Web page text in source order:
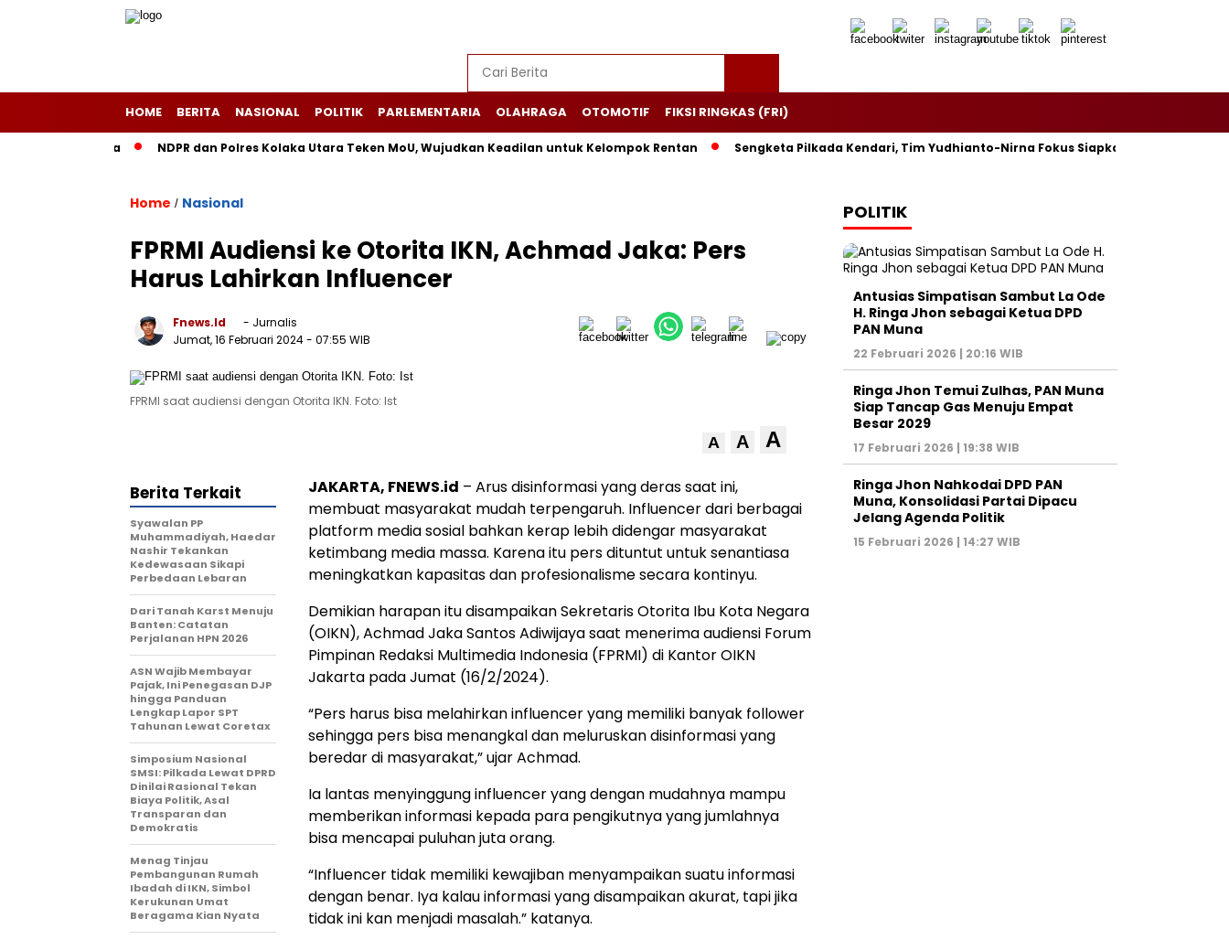
HOME BERITA NASIONAL POLITIK PARLEMENTARIA OLAHRAGA OTOMOTIF FIKSI RINGKAS (FRI)
NDPR dan Polres Kolaka Utara Teken MoU, Wujudkan Keadilan untuk Kelompok Rentan Sengketa Pilkada Kendari, Tim Yudhianto-Nirna Fokus Siapkan Bukti di MK
Home / Nasional
FPRMI Audiensi ke Otorita IKN, Achmad Jaka: Pers
Harus Lahirkan Influencer
Fnews.id
- Jurnalis
Jumat, 16 Februari 2024- 07:55 WIB
FPRMI saat audiensi dengan Otorita IKN. Foto: Ist
A A A
JAKARTA, FNEWS.id – Arus disinformasi yang deras saat ini,
membuat masyarakat mudah terpengaruh. Influencer dari berbagai
platform media sosial bahkan kerap lebih didengar masyarakat
ketimbang media massa. Karena itu pers dituntut untuk senantiasa
meningkatkan kapasitas dan profesionalisme secara kontinyu.
Demikian harapan itu disampaikan Sekretaris Otorita Ibu Kota Negara
(OIKN), Achmad Jaka Santos Adiwijaya saat menerima audiensi Forum
Pimpinan Redaksi Multimedia Indonesia (FPRMI) di Kantor OIKN
Jakarta pada Jumat (16/2/2024).
“Pers harus bisa melahirkan influencer yang memiliki banyak follower
sehingga pers bisa menangkal dan meluruskan disinformasi yang
beredar di masyarakat,” ujar Achmad.
Ia lantas menyinggung influencer yang dengan mudahnya mampu
memberikan informasi kepada para pengikutnya yang jumlahnya
bisa mencapai puluhan juta orang.
“Influencer tidak memiliki kewajiban menyampaikan suatu informasi
dengan benar. Iya kalau informasi yang disampaikan akurat, tapi jika
tidak ini kan menjadi masalah.” katanya.
Berita Terkait
Syawalan PP
Muhammadiyah, Haedar
Nashir Tekankan
Kedewasaan Sikapi
Perbedaan Lebaran
Dari Tanah Karst Menuju
Banten: Catatan
Perjalanan HPN 2026
ASN Wajib Membayar
Pajak, Ini Penegasan DJP
hingga Panduan
Lengkap Lapor SPT
Tahunan Lewat Coretax
Simposium Nasional
SMSI: Pilkada Lewat DPRD
Dinilai Rasional Tekan
Biaya Politik, Asal
Transparan dan
Demokratis
Menag Tinjau
Pembangunan Rumah
Ibadah di IKN, Simbol
Kerukunan Umat
Beragama Kian Nyata
POLITIK
Antusias Simpatisan Sambut La Ode
H. Ringa Jhon sebagai Ketua DPD
PAN Muna
22 Februari 2026 | 20:16 WIB
Ringa Jhon Temui Zulhas, PAN Muna
Siap Tancap Gas Menuju Empat
Besar 2029
17 Februari 2026 | 19:38 WIB
Ringa Jhon Nahkodai DPD PAN
Muna, Konsolidasi Partai Dipacu
Jelang Agenda Politik
15 Februari 2026 | 14:27 WIB